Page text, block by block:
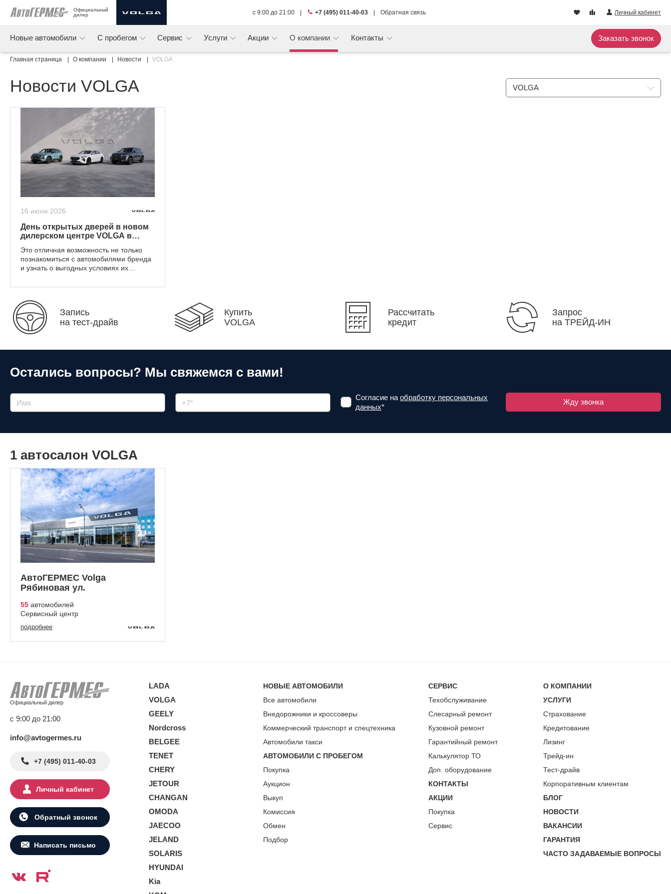
Официальный
дилер
с 9:00 до 21:00 +7 (495) 011-40-03 Обратная связь Личный кабинет
Новые автомобили С пробегом Сервис Услуги Акции О компании Контакты Заказать звонок
Главная страница О компании Новости VOLGA
Новости VOLGA VOLGA
16 июня 2026
День открытых дверей в новом
дилерском центре VOLGA в
развлечения и полезные мастер
классы
Это отличная возможность не только
познакомиться с автомобилями бренда
и узнать о выгодных условиях их
всей семьёй.
Запись
на тест-драйв
Купить
VOLGA
Рассчитать
кредит
Запрос
на ТРЕЙД-ИН
Остались вопросы? Мы свяжемся с вами!
Согласие на обработку персональных
данных*
1 автосалон VOLGA
АвтоГЕРМЕС Volga
Рябиновая ул.
55 автомобилей
Сервисный центр
подробнее
Официальный дилер
с 9:00 до 21:00
info@avtogermes.ru
+7 (495) 011-40-03
Личный кабинет
Обратный звонок
Написать письмо
LADA
VOLGA
GEELY
Nordcross
BELGEE
TENET
CHERY
JETOUR
CHANGAN
OMODA
JAECOO
JELAND
SOLARIS
HYUNDAI
Kia
НОВЫЕ АВТОМОБИЛИ
Все автомобили
Внедорожники и кроссоверы
Коммерческий транспорт и спецтехника
Автомобили такси
АВТОМОБИЛИ С ПРОБЕГОМ
Покупка
Аукцион
Выкуп
Комиссия
Обмен
Подбор
СЕРВИС
Техобслуживание
Слесарный ремонт
Кузовной ремонт
Гарантийный ремонт
Калькулятор ТО
Доп. оборудование
КОНТАКТЫ
АКЦИИ
Покупка
Сервис
О КОМПАНИИ
УСЛУГИ
Страхование
Кредитование
Лизинг
Трейд-ин
Тест-драйв
Корпоративным клиентам
БЛОГ
НОВОСТИ
ВАКАНСИИ
ГАРАНТИЯ
ЧАСТО ЗАДАВАЕМЫЕ ВОПРОСЫ